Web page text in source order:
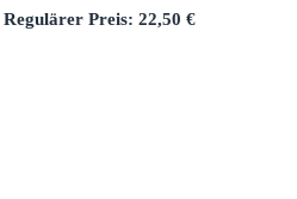
Regulärer Preis: 22,50 €